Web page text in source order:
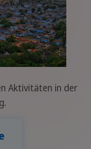
Aktivitäten in der